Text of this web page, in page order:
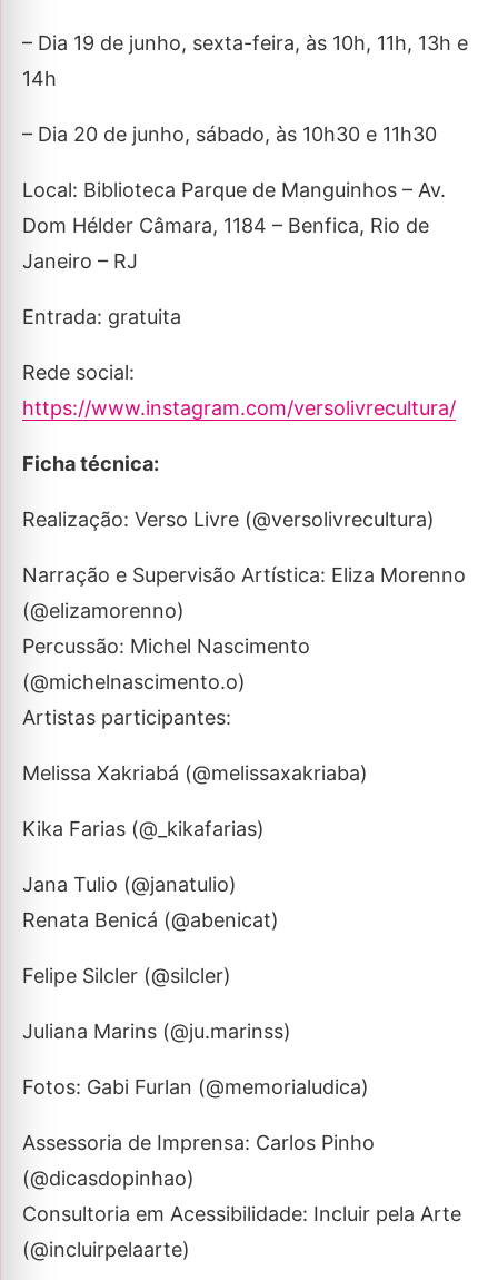
– Dia 19 de junho, sexta-feira, às 10h, 11h, 13h e
14h
– Dia 20 de junho, sábado, às 10h30 e 11h30
Local: Biblioteca Parque de Manguinhos – Av.
Dom Hélder Câmara, 1184 – Benfica, Rio de
Janeiro – RJ
Entrada: gratuita
Rede social:
https://www.instagram.com/versolivrecultura/
Ficha técnica:
Realização: Verso Livre (@versolivrecultura)
Narração e Supervisão Artística: Eliza Morenno
(@elizamorenno)
Percussão: Michel Nascimento
(@michelnascimento.o)
Artistas participantes:
Melissa Xakriabá (@melissaxakriaba)
Kika Farias (@_kikafarias)
Jana Tulio (@janatulio)
Renata Benicá (@abenicat)
Felipe Silcler (@silcler)
Juliana Marins (@ju.marinss)
Fotos: Gabi Furlan (@memorialudica)
Assessoria de Imprensa: Carlos Pinho
(@dicasdopinhao)
Consultoria em Acessibilidade: Incluir pela Arte
(@incluirpelaarte)